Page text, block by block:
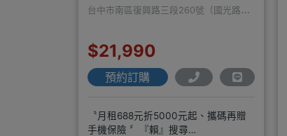
台中市南區復興路三段260號（國光路口
$21,990
預約訂購
〝月租688元折5000元起、攜碼再贈
手機保險 〞『賴』搜尋